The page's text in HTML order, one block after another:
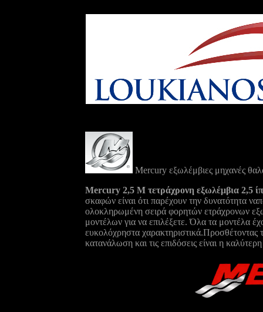
Mercury εξωλέμβιες μηχανές
Mercury 2,5 M τετράχρονη εξωλέμβια 2,5
σκαφών είναι ότι παρέχουν την δυνατότητα
ολοκληρωμένη σειρά φορητών ετράχρονων
μοντέλων για να επιλέξετε. Όλα τα μοντέλα
ευκολόχρηστα χαρακτηριστικά.Προσθέτοντας
κατανάλωση και τις επιδόσεις είναι η